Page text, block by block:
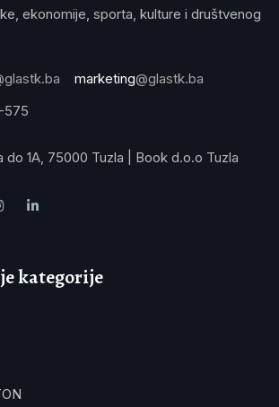
ekonomije, sporta, kulture i društvenog
marketing@glastk.ba
575
do 1A, 75000 Tuzla | Book d.o.o Tuzla
kategorije